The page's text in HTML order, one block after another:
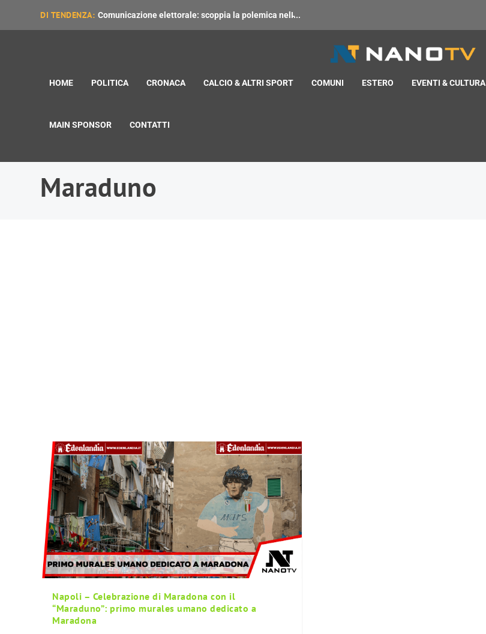
DI TENDENZA: Comunicazione elettorale: scoppia la polemica nell̵...
HOME POLITICA CRONACA CALCIO & ALTRI SPORT COMUNI ESTERO EVENTI & CULTURA
MAIN SPONSOR CONTATTI
Maraduno
Napoli – Celebrazione di Maradona con il
“Maraduno”: primo murales umano dedicato a
Maradona